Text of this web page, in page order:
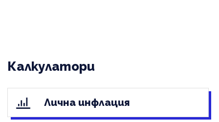
Калкулатори
Лична инфлация